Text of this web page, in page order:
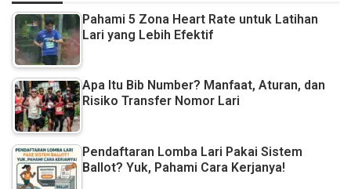
Pahami 5 Zona Heart Rate untuk Latihan
Lari yang Lebih Efektif
Apa Itu Bib Number? Manfaat, Aturan, dan
Risiko Transfer Nomor Lari
Pendaftaran Lomba Lari Pakai Sistem
Ballot? Yuk, Pahami Cara Kerjanya!